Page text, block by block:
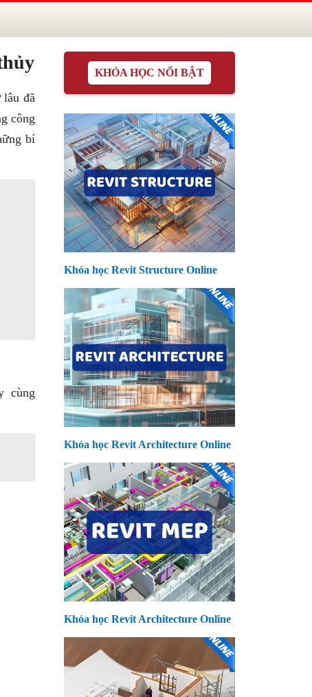
đã
công
bí
cùng
KHÓA HỌC NỔI BẬT
Khóa học Revit Structure Online
Khóa học Revit Architecture Online
Khóa học Revit Architecture Online